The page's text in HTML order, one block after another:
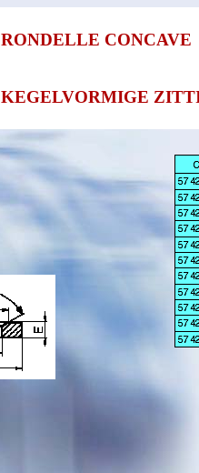
RONDELLE CONCAVE
KEGELVORMIGE